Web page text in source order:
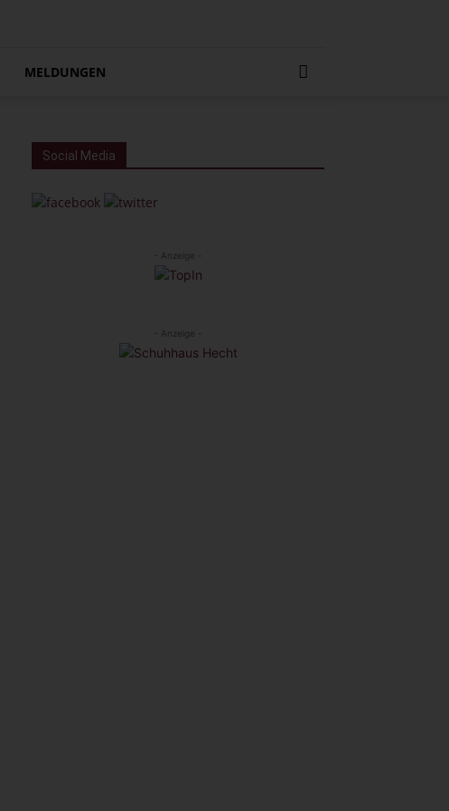
MELDUNGEN
Social Media
- Anzeige -
- Anzeige -